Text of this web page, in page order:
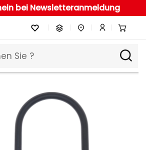
bei Newsletteranmeldung